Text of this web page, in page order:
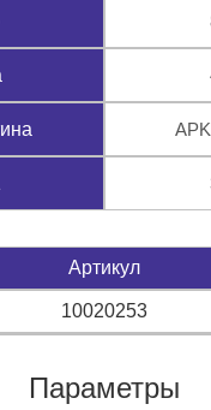
Артикул
10020253
Параметры